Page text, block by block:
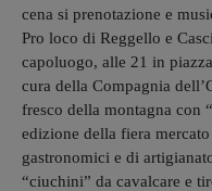
cena si prenotazione e
Pro loco di Reggello e
capoluogo, alle 21 in
cura della Compagnia
fresco della montagna con
edizione della fiera
gastronomici e di
“ciuchini” da cavalcare e